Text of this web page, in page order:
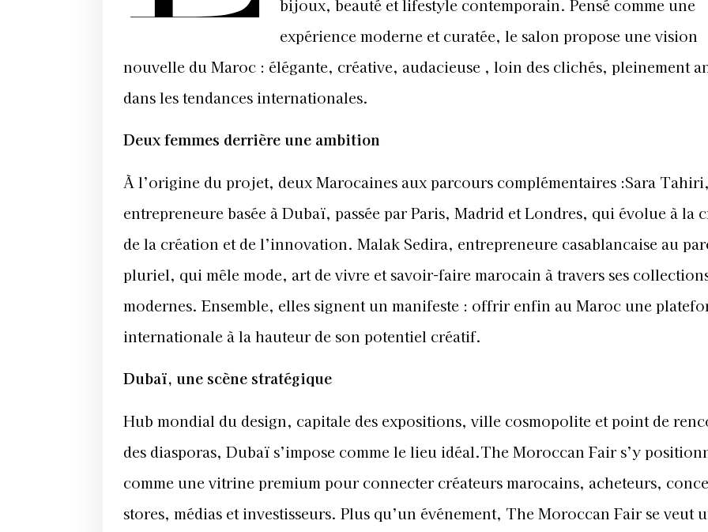
bijoux, beauté et lifestyle contemporain. Pensé comme une
expérience moderne et curatée, le salon propose une vision
nouvelle du Maroc : élégante, créative, audacieuse , loin des clichés, pleinement
dans les tendances internationales.
Deux femmes derrière une ambition
À l’origine du projet, deux Marocaines aux parcours complémentaires :Sara
entrepreneure basée à Dubaï, passée par Paris, Madrid et Londres, qui évolue à la
de la création et de l’innovation. Malak Sedira, entrepreneure casablancaise au
pluriel, qui mêle mode, art de vivre et savoir-faire marocain à travers ses
modernes. Ensemble, elles signent un manifeste : offrir enfin au Maroc une
internationale à la hauteur de son potentiel créatif.
Dubaï, une scène stratégique
Hub mondial du design, capitale des expositions, ville cosmopolite et point de
des diasporas, Dubaï s’impose comme le lieu idéal.The Moroccan Fair s’y
comme une vitrine premium pour connecter créateurs marocains, acheteurs,
stores, médias et investisseurs. Plus qu’un événement, The Moroccan Fair se veut